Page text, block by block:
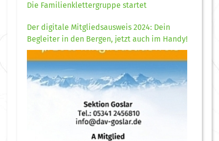
Die Familienklettergruppe startet
Der digitale Mitgliedsausweis 2024: Dein
Begleiter in den Bergen, jetzt auch im Handy!